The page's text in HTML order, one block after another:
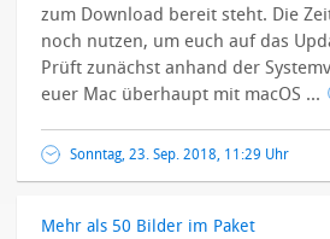
zum Download bereit steht. Die
noch nutzen, um euch auf das
Prüft zunächst anhand der
euer Mac überhaupt mit macOS ...
Sonntag, 23. Sep. 2018, 11:29 Uhr
Mehr als 50 Bilder im Paket